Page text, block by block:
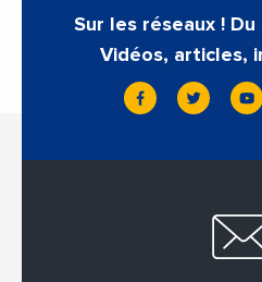
Sur les réseaux !
Vidéos, articles,